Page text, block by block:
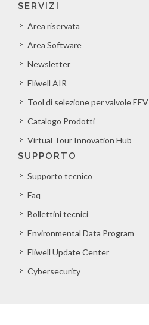
SERVIZI
Area riservata
Area Software
Newsletter
Eliwell AIR
Tool di selezione per valvole EEV
Catalogo Prodotti
Virtual Tour Innovation Hub
SUPPORTO
Supporto tecnico
Faq
Bollettini tecnici
Environmental Data Program
Eliwell Update Center
Cybersecurity